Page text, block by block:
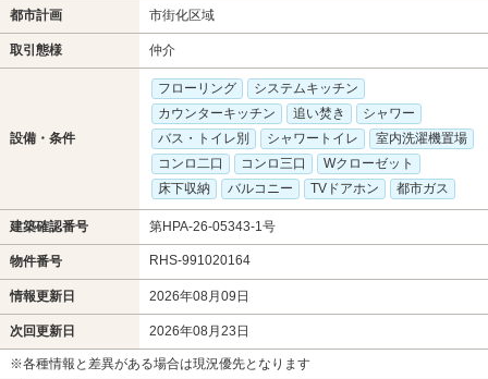
都市計画 市街化区域
取引態様 仲介
設備・条件
フローリング
システムキッチン
カウンターキッチン
追い焚き
シャワー
バス・トイレ別
シャワートイレ
室内洗濯機置場
コンロ二口
コンロ三口
Wクローゼット
床下収納
バルコニー TVドアホン 都市ガス
建築確認番号 第HPA-26-05343-1号
物件番号 RHS-991020164
情報更新日 2026年08月09日
次回更新日 2026年08月23日
※各種情報と差異がある場合は現況優先となります